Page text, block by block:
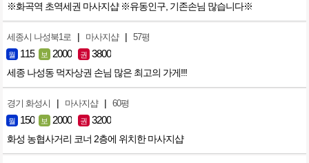
※화곡역 초역세권 마사지샵 ※유동인구, 기존손님 많습니다※
세종시 나성북1로 | 마사지샵 | 57평
월 115 보 2000 권 3800
세종 나성동 먹자상권 손님 많은 최고의 가게!!!
경기 화성시 | 마사지샵 | 60평
월 150 보 2000 권 3200
화성 농협사거리 코너 2층에 위치한 마사지샵